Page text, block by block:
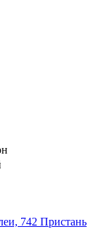
742 Пристань